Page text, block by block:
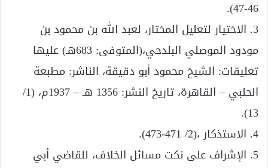
46-47).
3. الاختيار لتعليل المختار، لعبد الله بن محمود بن
مودود الموصلي البلدحي،(المتوفى: 683هـ) عليها
تعليقات: الشيخ محمود أبو دقيقة، الناشر: مطبعة
الحلبي – القاهرة، تاريخ النشر: 1356 هـ – 1937م، (1/
13).
4. الاستذكار ،(2/ 471-473).
5. الإشراف على نكت مسائل الخلاف، للقاضي أبي